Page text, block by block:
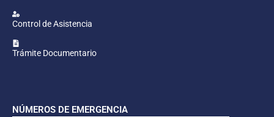
Control de Asistencia
Trámite Documentario
NÚMEROS DE EMERGENCIA